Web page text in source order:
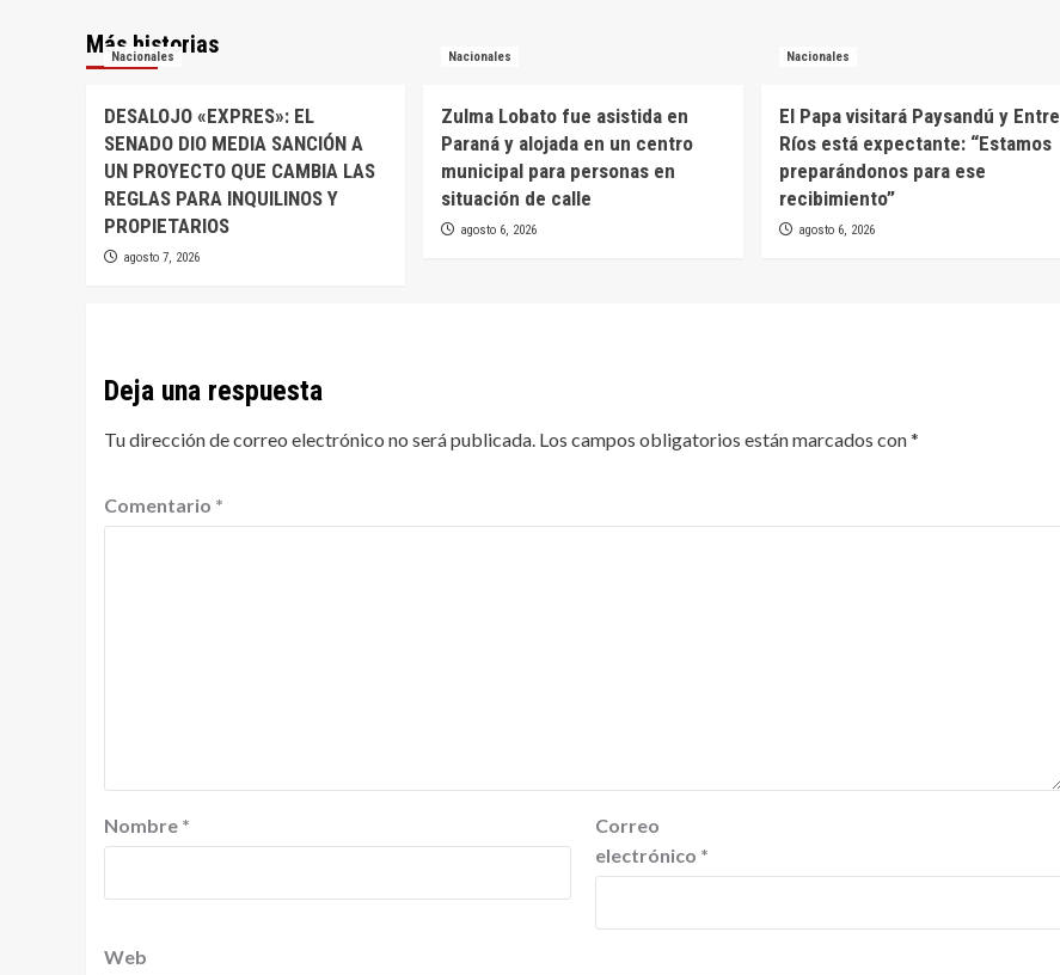
Más historias
Nacionales
DESALOJO «EXPRES»: EL
SENADO DIO MEDIA SANCIÓN A
UN PROYECTO QUE CAMBIA LAS
REGLAS PARA INQUILINOS Y
PROPIETARIOS
agosto 7, 2026
Nacionales
Zulma Lobato fue asistida en
Paraná y alojada en un centro
municipal para personas en
situación de calle
agosto 6, 2026
Nacionales
El Papa visitará Paysandú y Entre
Ríos está expectante: “Estamos
preparándonos para ese
recibimiento”
agosto 6, 2026
Deja una respuesta
Tu dirección de correo electrónico no será publicada. Los campos obligatorios están marcados con*
Comentario *
Nombre *
Correo
electrónico *
Web